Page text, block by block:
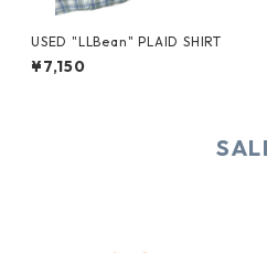
USED "LLBean" PLAID SHIRT
¥7,150